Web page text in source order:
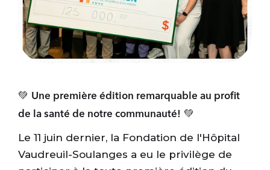
💚 Une première édition remarquable au profit
de la santé de notre communauté! 💚
Le 11 juin dernier, la Fondation de l'Hôpital
Vaudreuil-Soulanges a eu le privilège de